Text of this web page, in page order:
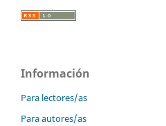
Información
Para lectores/as
Para autores/as